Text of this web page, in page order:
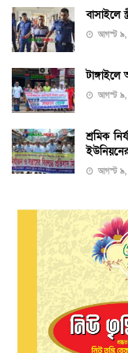
বাসাইলে
আগস্ট
আগস্ট
শ্রমিক
আগস্ট